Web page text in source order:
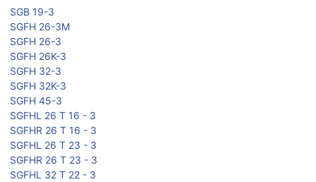
SGB 19-3
SGFH 26-3M
SGFH 26-3
SGFH 26K-3
SGFH 32-3
SGFH 32K-3
SGFH 45-3
SGFHL 26 T 16 - 3
SGFHR 26 T 16 - 3
SGFHL 26 T 23 - 3
SGFHR 26 T 23 - 3
SGFHL 32 T 22 - 3